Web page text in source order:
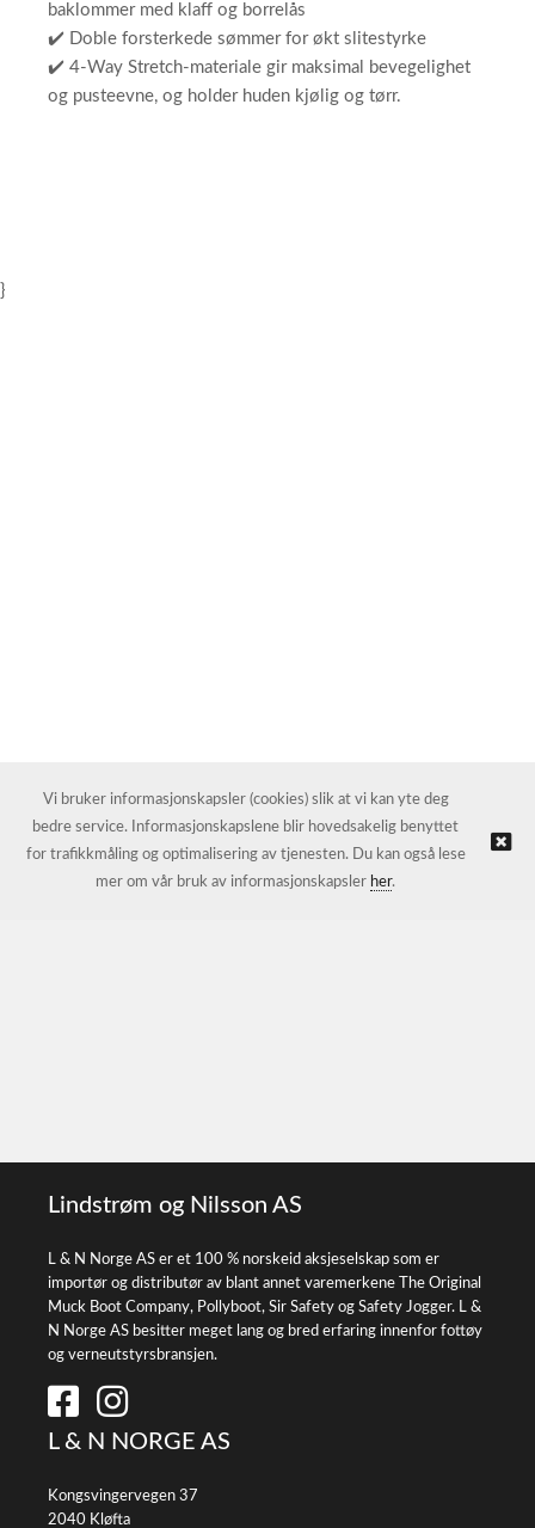
baklommer med klaff og borrelås
✔️ Doble forsterkede sømmer for økt slitestyrke
✔️ 4-Way Stretch-materiale gir maksimal bevegelighet
og pusteevne, og holder huden kjølig og tørr.
}
Lindstrøm og Nilsson AS
L & N Norge AS er et 100 % norskeid aksjeselskap som er
importør og distributør av blant annet varemerkene The Original
Muck Boot Company, Pollyboot, Sir Safety og Safety Jogger. L &
N Norge AS besitter meget lang og bred erfaring innenfor fottøy
og verneutstyrsbransjen.
L & N NORGE AS
Kongsvingervegen 37
2040 Kløfta
Vi bruker informasjonskapsler (cookies) slik at vi kan yte deg
bedre service. Informasjonskapslene blir hovedsakelig benyttet
for trafikkmåling og optimalisering av tjenesten. Du kan også lese
mer om vår bruk av informasjonskapsler her.